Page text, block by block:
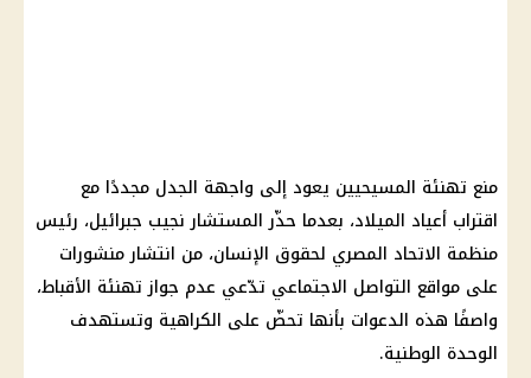
منع تهنئة المسيحيين يعود إلى واجهة الجدل مجددًا مع
اقتراب أعياد الميلاد، بعدما حذّر المستشار نجيب جبرائيل، رئيس
منظمة الاتحاد المصري لحقوق الإنسان، من انتشار منشورات
على مواقع التواصل الاجتماعي تدّعي عدم جواز تهنئة الأقباط،
واصفًا هذه الدعوات بأنها تحضّ على الكراهية وتستهدف
الوحدة الوطنية.